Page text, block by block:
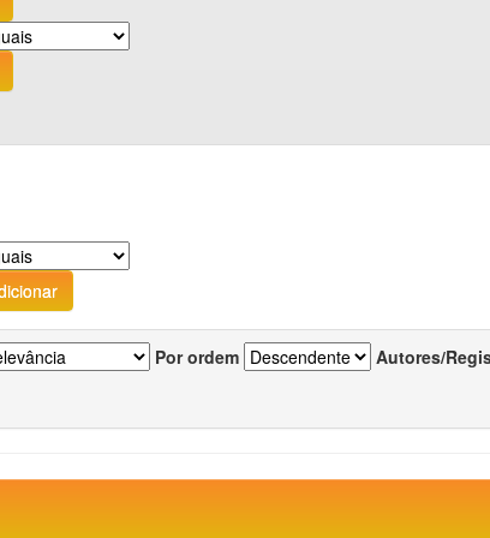
Por ordem Autores/